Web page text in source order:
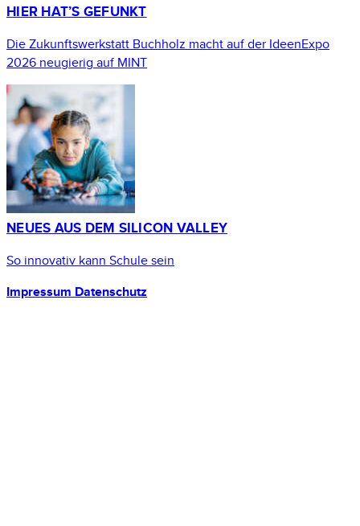
HIER HAT’S GEFUNKT
Die Zukunftswerkstatt Buchholz macht auf der IdeenExpo
2026 neugierig auf MINT
NEUES AUS DEM SILICON VALLEY
So innovativ kann Schule sein
Impressum Datenschutz